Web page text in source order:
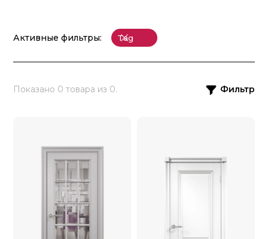
Активные фильтры: Tag
Показано 0 товара из 0. Фильтр